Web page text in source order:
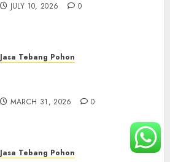
JULY 10, 2026 0
Jasa Tebang Pohon
MARCH 31, 2026 0
Jasa Tebang Pohon